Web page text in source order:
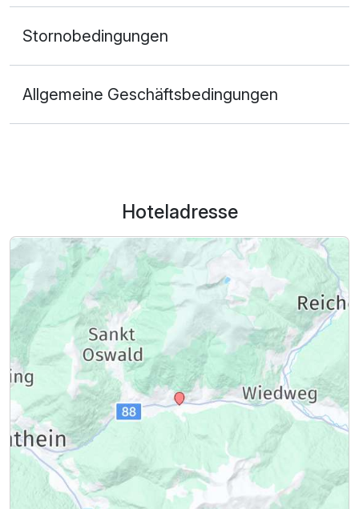
Stornobedingungen
Allgemeine Geschäftsbedingungen
Hoteladresse